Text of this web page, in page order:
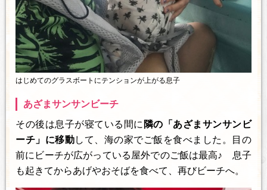
はじめてのグラスボートにテンションが上がる息子
あざまサンサンビーチ
その後は息子が寝ている間に 隣の「あざまサンサンビ
ーチ」に移動して、海の家でご飯を食べました。目の
前にビーチが広がっている屋外でのご飯は最高♪ 息子
も起きてからあげやおそばを食べて、再びビーチへ。